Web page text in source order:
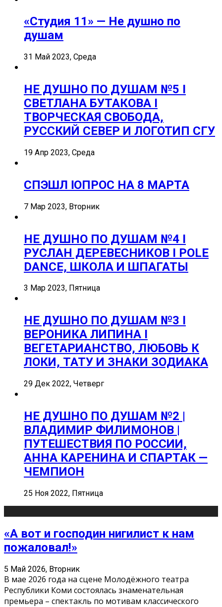
«Студия 11» — Не душно по
душам
31 Май 2023, Среда
НЕ ДУШНО ПО ДУШАМ №5 I
СВЕТЛАНА БУТАКОВА I
ТВОРЧЕСКАЯ СВОБОДА,
РУССКИЙ СЕВЕР И ЛОГОТИП СГУ
19 Апр 2023, Среда
СПЭШЛ ӏ ОПРОС НА 8 МАРТА
7 Мар 2023, Вторник
НЕ ДУШНО ПО ДУШАМ №4 I
РУСЛАН ДЕРЕВЕСНИКОВ I POLE
DANCE, ШКОЛА И ШПАГАТЫ
3 Мар 2023, Пятница
НЕ ДУШНО ПО ДУШАМ №3 I
ВЕРОНИКА ЛИПИНА I
ВЕГЕТАРИАНСТВО, ЛЮБОВЬ К
ЛОКИ, ТАТУ И ЗНАКИ ЗОДИАКА
29 Дек 2022, Четверг
НЕ ДУШНО ПО ДУШАМ №2 |
ВЛАДИМИР ФИЛИМОНОВ |
ПУТЕШЕСТВИЯ ПО РОССИИ,
АННА КАРЕНИНА И СПАРТАК —
ЧЕМПИОН
25 Ноя 2022, Пятница
«А вот и господин нигилист к нам
пожаловал!»
5 Май 2026, Вторник
В мае 2026 года на сцене Молодёжного театра
Республики Коми состоялась знаменательная
премьера – спектакль по мотивам классического